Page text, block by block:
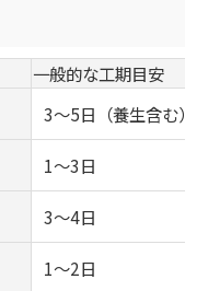
一般的な工期目安
3〜5日（養生含む）
1〜3日
3〜4日
1〜2日